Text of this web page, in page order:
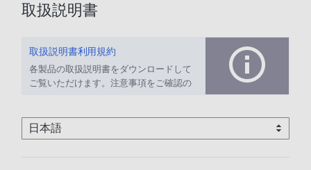
取扱説明書
取扱説明書利用規約
各製品の取扱説明書をダウンロードして
ご覧いただけます。注意事項をご確認の